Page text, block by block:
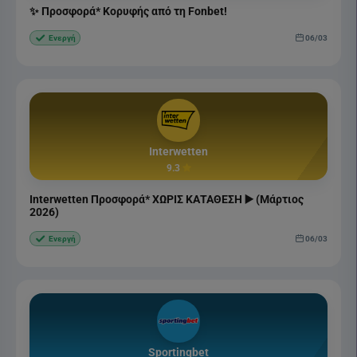
✨ Προσφορά* Κορυφής από τη Fonbet!
Ενεργή 06/03
Interwetten
9.3
Interwetten Προσφορά* ΧΩΡΙΣ ΚΑΤΑΘΕΣΗ ▶️ (Μάρτιος
2026)
Ενεργή 06/03
Sportingbet